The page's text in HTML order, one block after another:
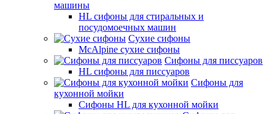
машины
HL сифоны для стиральных и
посудомоечных машин
Сухие сифоны
McAlpine сухие сифоны
Сифоны для писсуаров
HL сифоны для писсуаров
Сифоны для
кухонной мойки
Сифоны HL для кухонной мойки